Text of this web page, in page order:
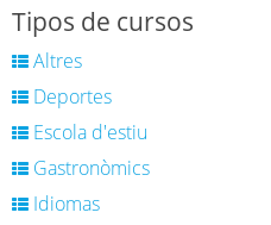
Tipos de cursos
Altres
Deportes
Escola d'estiu
Gastronòmics
Idiomas